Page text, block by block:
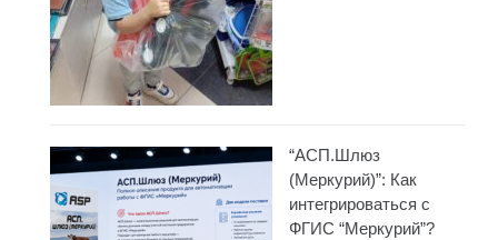
“АСП.Шлюз
(Меркурий)”: Как
интегрироваться с
ФГИС “Меркурий”?